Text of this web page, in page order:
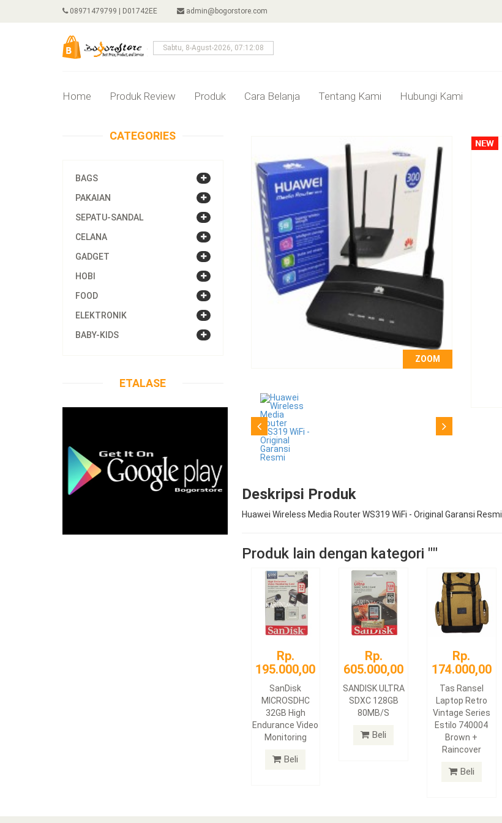
08971479799 | D01742EE admin@bogorstore.com
Sabtu, 8-Agust-2026, 07:12:08
Home Produk Review Produk Cara Belanja Tentang Kami Hubungi Kami
CATEGORIES
BAGS
PAKAIAN
SEPATU-SANDAL
CELANA
GADGET
HOBI
FOOD
ELEKTRONIK
BABY-KIDS
ETALASE
ZOOM
Deskripsi Produk
Huawei Wireless Media Router WS319 WiFi - Original Garansi Resmi
Produk lain dengan kategori ""
Rp.
195.000,00
SanDisk
MICROSDHC
32GB High
Endurance Video
Monitoring
Beli
Rp.
605.000,00
SANDISK ULTRA
SDXC 128GB
80MB/S
Beli
Rp.
174.000,00
Tas Ransel
Laptop Retro
Vintage Series
Estilo 740004
Brown +
Raincover
Beli